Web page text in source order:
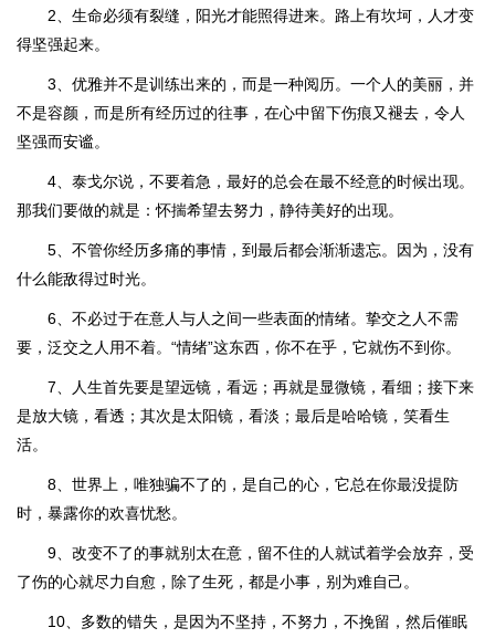
2、生命必须有裂缝，阳光才能照得进来。路上有坎坷，人才变
得坚强起来。
3、优雅并不是训练出来的，而是一种阅历。一个人的美丽，并
不是容颜，而是所有经历过的往事，在心中留下伤痕又褪去，令人
坚强而安谧。
4、泰戈尔说，不要着急，最好的总会在最不经意的时候出现。
那我们要做的就是：怀揣希望去努力，静待美好的出现。
5、不管你经历多痛的事情，到最后都会渐渐遗忘。因为，没有
什么能敌得过时光。
6、不必过于在意人与人之间一些表面的情绪。挚交之人不需
要，泛交之人用不着。“情绪”这东西，你不在乎，它就伤不到你。
7、人生首先要是望远镜，看远；再就是显微镜，看细；接下来
是放大镜，看透；其次是太阳镜，看淡；最后是哈哈镜，笑看生
活。
8、世界上，唯独骗不了的，是自己的心，它总在你最没提防
时，暴露你的欢喜忧愁。
9、改变不了的事就别太在意，留不住的人就试着学会放弃，受
了伤的心就尽力自愈，除了生死，都是小事，别为难自己。
10、多数的错失，是因为不坚持，不努力，不挽留，然后催眠